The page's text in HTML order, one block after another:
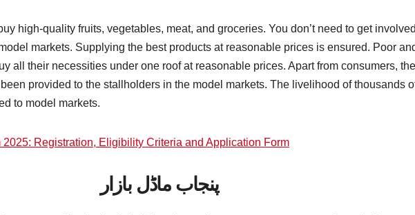
high-quality fruits, vegetables, meat, and groceries. You don’t need to get
markets. Supplying the best products at reasonable prices is ensured. Poor
all their necessities under one roof at reasonable prices. Apart from consumers, the
provided to the stallholders in the model markets. The livelihood of thousands
to model markets.
2025: Registration, Eligibility Criteria and Application Form
پنجاب ماڈل بازار